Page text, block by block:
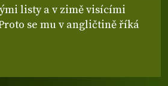
listy a v zimě visícími
se mu v angličtině říká